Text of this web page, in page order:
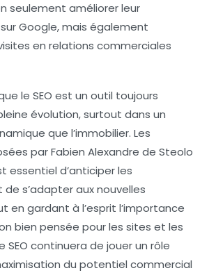
seulement améliorer leur
Google, mais également
en relations commerciales
le SEO est un outil toujours
évolution, surtout dans un
que l’immobilier. Les
par Fabien Alexandre de Steolo
essentiel d’anticiper les
s’adapter aux nouvelles
en gardant à l’esprit l’importance
bien pensée pour les sites et les
SEO continuera de jouer un rôle
du potentiel commercial